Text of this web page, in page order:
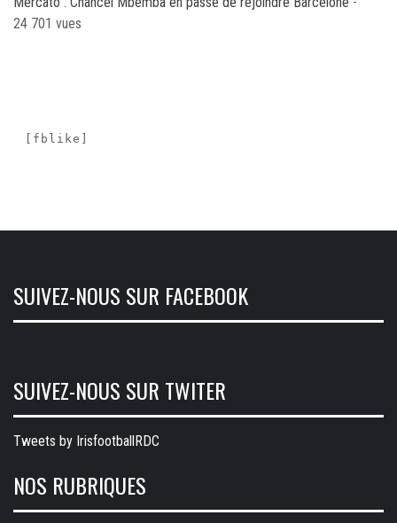
24 701 vues
[fblike]
SUIVEZ-NOUS SUR FACEBOOK
SUIVEZ-NOUS SUR TWITER
Tweets by IrisfootballRDC
NOS RUBRIQUES